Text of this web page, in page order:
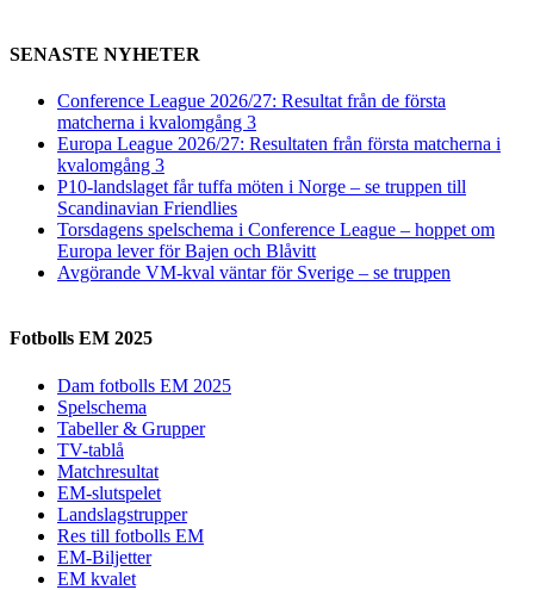
SENASTE NYHETER
Conference League 2026/27: Resultat från de första
matcherna i kvalomgång 3
Europa League 2026/27: Resultaten från första matcherna i
kvalomgång 3
P10-landslaget får tuffa möten i Norge – se truppen till
Scandinavian Friendlies
Torsdagens spelschema i Conference League – hoppet om
Europa lever för Bajen och Blåvitt
Avgörande VM-kval väntar för Sverige – se truppen
Fotbolls EM 2025
Dam fotbolls EM 2025
Spelschema
Tabeller & Grupper
TV-tablå
Matchresultat
EM-slutspelet
Landslagstrupper
Res till fotbolls EM
EM-Biljetter
EM kvalet